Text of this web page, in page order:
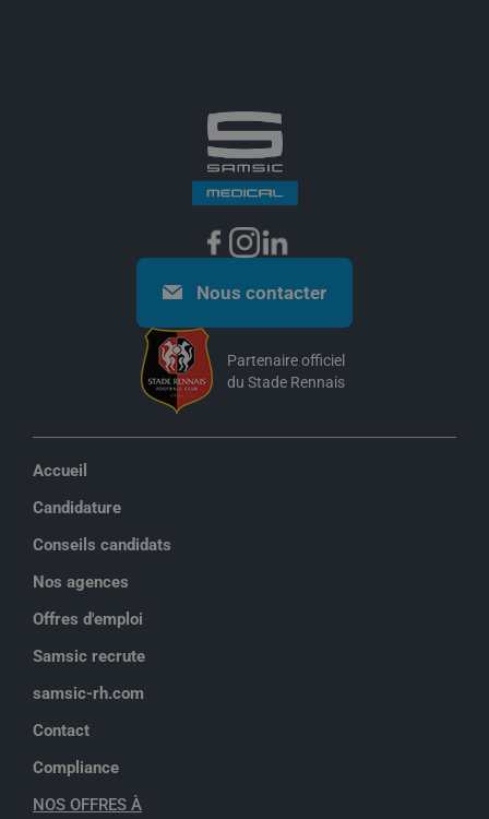
Nous contacter
Partenaire officiel
du Stade Rennais
Accueil
Candidature
Conseils candidats
Nos agences
Offres d'emploi
Samsic recrute
samsic-rh.com
Contact
Compliance
NOS OFFRES À